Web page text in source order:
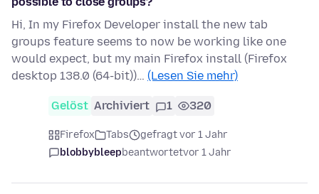
Hi, In my Firefox Developer install the new tab
groups feature seems to now be working like one
would expect, but my main Firefox install (Firefox
desktop 138.0 (64-bit))… (Lesen Sie mehr)
Gelöst Archiviert 1 320
Firefox Tabs
gefragt vor 1 Jahr
blobbybleepbeantwortetvor 1 Jahr